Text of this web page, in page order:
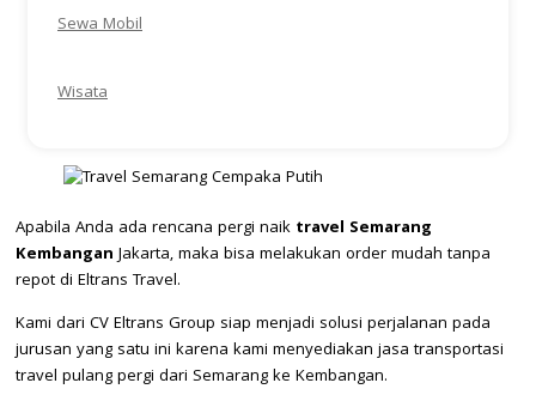
Sewa Mobil
Wisata
Apabila Anda ada rencana pergi naik travel Semarang
KembanganJakarta, maka bisa melakukan order mudah tanpa
repot di Eltrans Travel.
Kami dari CV Eltrans Group siap menjadi solusi perjalanan pada
jurusan yang satu ini karena kami menyediakan jasa transportasi
travel pulang pergi dari Semarang ke Kembangan.